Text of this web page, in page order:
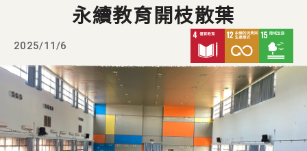
永續教育開枝散葉
2025/11/6